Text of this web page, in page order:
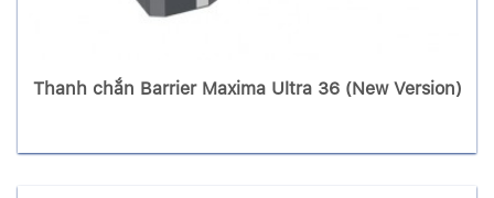
Thanh chắn Barrier Maxima Ultra 36 (New Version)